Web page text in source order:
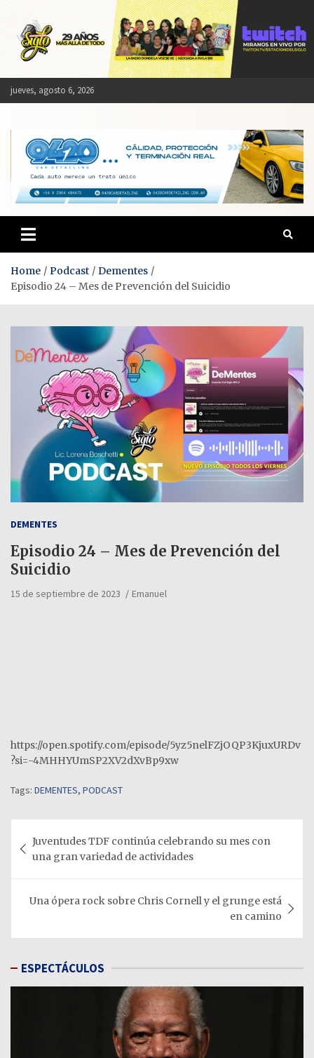
content
jueves, agosto 6, 2026
Estación del Siglo
Home Podcast
Dementes
Episodio 24 – Mes de Prevención del Suicidio
DEMENTES
Episodio 24 – Mes de Prevención del
Suicidio
15 de septiembre de 2023 Emanuel
https://open.spotify.com/episode/5yz5nelFZjOQP3KjuxURDv
?si=-4MHHYUmSP2XV2dXvBp9xw
Tags: DEMENTES, PODCAST
de
entradas
Juventudes TDF continúa celebrando su mes con
una gran variedad de actividades
Una ópera rock sobre Chris Cornell y el grunge está
en camino
ESPECTÁCULOS